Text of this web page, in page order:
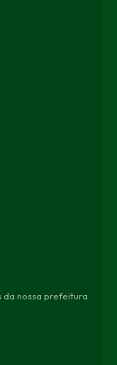
nossa prefeitura